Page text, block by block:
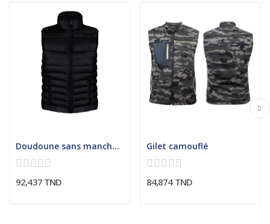
Doudoune sans manches homme
92,437 TND
Gilet camouflé
84,874 TND